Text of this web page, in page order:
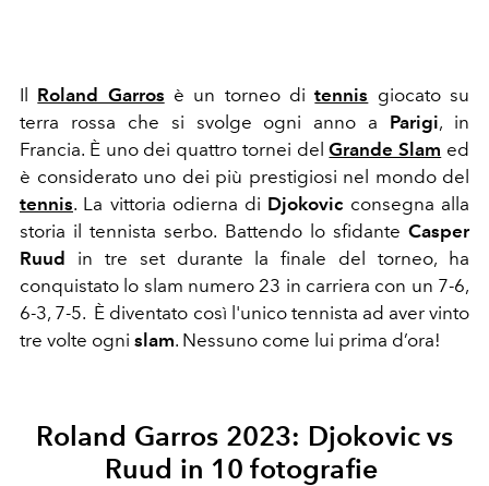
Il Roland Garros è un torneo ditennis giocato su
terra rossa che si svolge ogni anno a Parigi, in
Francia. È uno dei quattro tornei delGrande Slam ed
è considerato uno dei più prestigiosi nel mondo del
tennis. La vittoria odierna di Djokovic consegna alla
storia il tennista serbo. Battendo lo sfidanteCasper
Ruud in tre set durante la finale del torneo, ha
conquistato lo slam numero 23 in carriera con un 7-6,
6-3, 7-5. È diventato così l'unico tennista ad aver vinto
tre volte ogni slam. Nessuno come lui prima d’ora!
Roland Garros 2023: Djokovic vs
Ruud in 10 fotografie